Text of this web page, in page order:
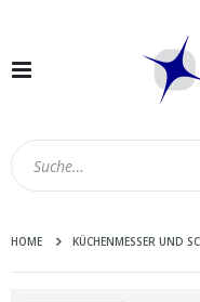
Navigation
HOME KÜCHENMESSER UND